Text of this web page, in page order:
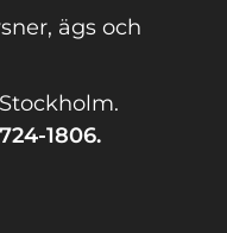
ägs och
1806.